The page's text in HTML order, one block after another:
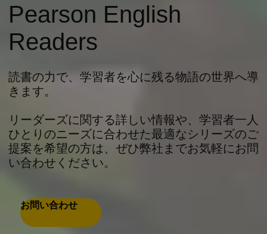
Pearson English
Readers
読書の力で、学習者を心に残る物語の世界へ導
きます。
リーダーズに関する詳しい情報や、学習者一人
ひとりのニーズに合わせた最適なシリーズのご
提案を希望の方は、ぜひ弊社までお気軽にお問
い合わせください。
お問い合わせ